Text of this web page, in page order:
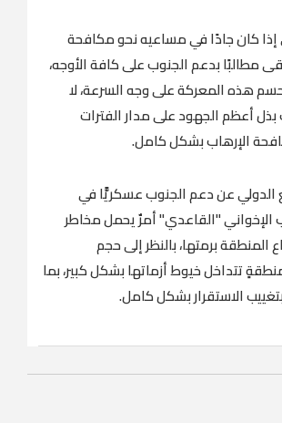
إذا كان جادًا في مساعيه نحو مكافحة
مطالبًا بدعم الجنوب على كافة الأوجه،
هذه المعركة على وجه السرعة، لا
أعظم الجهود على مدار الفترات
الإرهاب بشكل كامل.
الدولي عن دعم الجنوب عسكريًّا في
الإخواني "القاعدي" أمرٌ يحمل مخاطر
برمتها، بالنظر إلى حجم
تتداخل خيوط أزماتها بشكل كبير، بما
الاستقرار بشكل كامل.